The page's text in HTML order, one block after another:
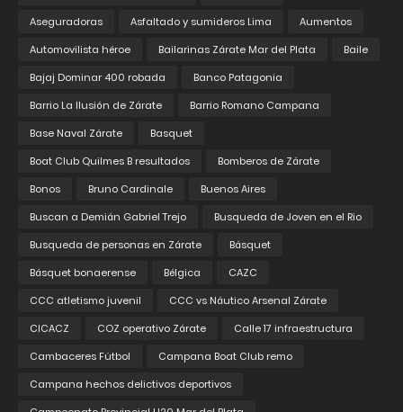
Aseguradoras
Asfaltado y sumideros Lima
Aumentos
Automovilista héroe
Bailarinas Zárate Mar del Plata
Baile
Bajaj Dominar 400 robada
Banco Patagonia
Barrio La Ilusión de Zárate
Barrio Romano Campana
Base Naval Zárate
Basquet
Boat Club Quilmes B resultados
Bomberos de Zárate
Bonos
Bruno Cardinale
Buenos Aires
Buscan a Demián Gabriel Trejo
Busqueda de Joven en el Rio
Busqueda de personas en Zárate
Básquet
Básquet bonaerense
Bélgica
CAZC
CCC atletismo juvenil
CCC vs Náutico Arsenal Zárate
CICACZ
COZ operativo Zárate
Calle 17 infraestructura
Cambaceres Fútbol
Campana Boat Club remo
Campana hechos delictivos deportivos